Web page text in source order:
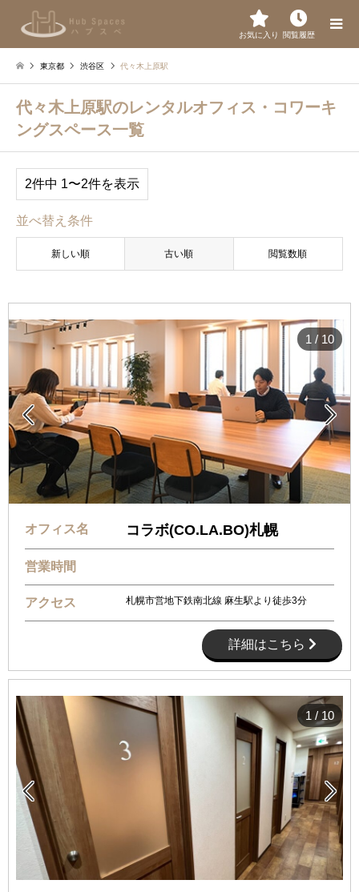
お気に入り 閲覧履歴
東京都 渋谷区 代々木上原駅
代々木上原駅のレンタルオフィス・コワーキ
ングスペース一覧
2件中 1〜2件を表示
並べ替え条件
新しい順 古い順 閲覧数順
 
1 / 10
オフィス名 コラボ(CO.LA.BO)札幌
営業時間
アクセス 札幌市営地下鉄南北線 麻生駅より徒歩3分
詳細はこちら
 
1 / 10